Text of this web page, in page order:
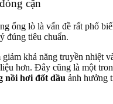
cặn
ống lò là vấn đề rất phổ
đúng tiêu chuẩn.
khả năng truyền nhiệt
hơn. Đây cũng là một
nồi hơi đốt dầu ảnh hưởng